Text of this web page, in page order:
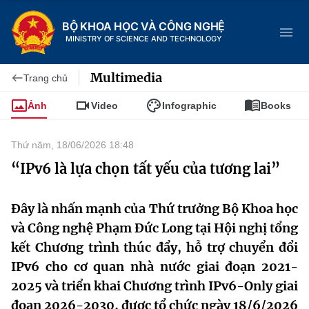
BỘ KHOA HỌC VÀ CÔNG NGHỆ
MINISTRY OF SCIENCE AND TECHNOLOGY
Trang chủ
Chức năng nhiệm vụ
Cơ cấu tổ chức
Lịch sử phát triển
Tin tức sự kiện
Khoa học và Công nghệ
Đổi mới sáng tạo
Dịch vụ công
Hệ thống văn bản
Trang chủ Multimedia
Ảnh Video Infographic Books
Thứ năm, 18/06/2026 18:48
“IPv6 là lựa chọn tất yếu của tương lai”
Đây là nhấn mạnh của Thứ trưởng Bộ Khoa học
và Công nghệ Phạm Đức Long tại Hội nghị tổng
kết Chương trình thúc đẩy, hỗ trợ chuyển đổi
IPv6 cho cơ quan nhà nước giai đoạn 2021-
2025 và triển khai Chương trình IPv6-Only giai
đoạn 2026-2030, được tổ chức ngày 18/6/2026